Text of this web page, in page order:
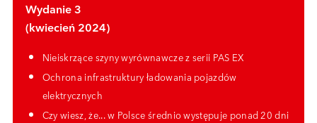
Wydanie 3
(kwiecień 2024)
Nieiskrzące szyny wyrównawcze z serii PAS EX
Ochrona infrastruktury ładowania pojazdów
elektrycznych
Czy wiesz, że... w Polsce średnio występuje ponad 20 dni